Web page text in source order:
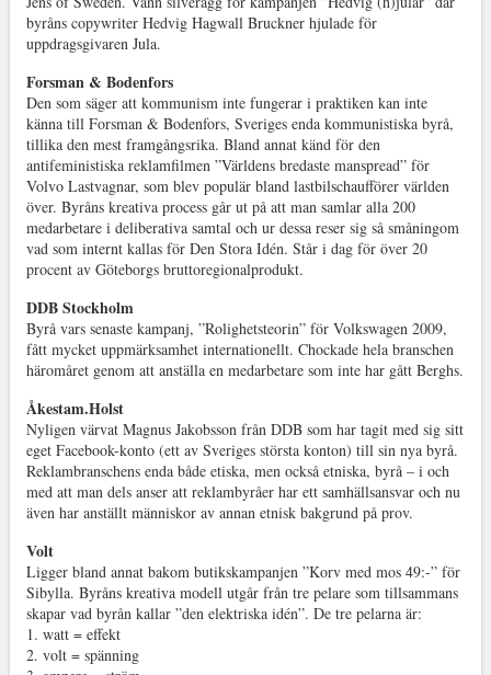
byråns copywriter Hedvig Hagwall Bruckner hjulade för
uppdragsgivaren Jula.
Forsman & Bodenfors
Den som säger att kommunism inte fungerar i praktiken kan inte
känna till Forsman & Bodenfors, Sveriges enda kommunistiska byrå,
tillika den mest framgångsrika. Bland annat känd för den
antifeministiska reklamfilmen ”Världens bredaste manspread” för
Volvo Lastvagnar, som blev populär bland lastbilschaufförer världen
över. Byråns kreativa process går ut på att man samlar alla 200
medarbetare i deliberativa samtal och ur dessa reser sig så småningom
vad som internt kallas för Den Stora Idén. Står i dag för över 20
procent av Göteborgs bruttoregionalprodukt.
DDB Stockholm
Byrå vars senaste kampanj, ”Rolighetsteorin” för Volkswagen 2009,
fått mycket uppmärksamhet internationellt. Chockade hela branschen
häromåret genom att anställa en medarbetare som inte har gått Berghs.
Åkestam.Holst
Nyligen värvat Magnus Jakobsson från DDB som har tagit med sig sitt
eget Facebook-konto (ett av Sveriges största konton) till sin nya byrå.
Reklambranschens enda både etiska, men också etniska, byrå – i och
med att man dels anser att reklambyråer har ett samhällsansvar och nu
även har anställt människor av annan etnisk bakgrund på prov.
Volt
Ligger bland annat bakom butikskampanjen ”Korv med mos 49:-” för
Sibylla. Byråns kreativa modell utgår från tre pelare som tillsammans
skapar vad byrån kallar ”den elektriska idén”. De tre pelarna är:
1. watt = effekt
2. volt = spänning